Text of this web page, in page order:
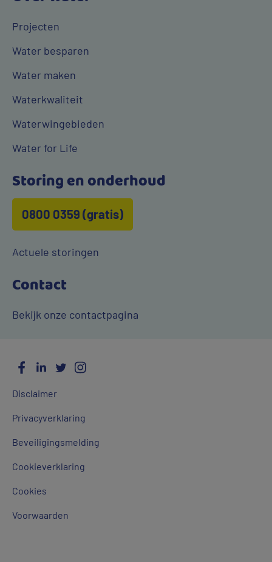
Projecten
Water besparen
Water maken
Waterkwaliteit
Waterwingebieden
Water for Life
Storing en onderhoud
0800 0359 (gratis)
Actuele storingen
Contact
Bekijk onze contactpagina
Algemene
Disclaimer
Privacyverklaring
Beveiligingsmelding
Cookieverklaring
Cookies
Voorwaarden
Social
Media
Facebook
LinkedInTwitter